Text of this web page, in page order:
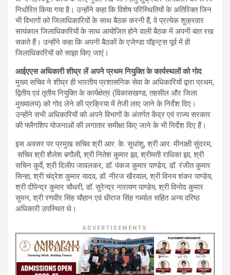
निर्धारित किया गया है। उन्होंने कहा कि विशेष परिस्थितियों के अतिरिक्त जिन
भी विभागों को जिलाधिकारियों के साथ बैठक करनी हैं, वे प्रत्येक शुक्रवार
सायंकाल जिलाधिकारियों के साथ आयोजित होने वाली बैठक में अपनी बात रख
सकते हैं। उन्होंने कहा कि अपनी बैठकों के एजेण्डा पॉइन्ट्स पूर्व में ही
जिलाधिकारियों को साझा किए जाएं।
आईएएस अधिकारी शीघ्र लें अपने प्रथम नियुक्ति के कार्यस्थलों को गोद
मुख्य सचिव ने शीघ्र ही भारतीय प्रशासनिक सेवा के अधिकारियों द्वारा प्रथम,
द्वितीय एवं तृतीय नियुक्ति के कार्यक्षेत्र (विकासखण्ड, तहसील और जिला
मुख्यालय) को गोद लेने की प्रक्रिया में तेजी लाए जाने के निर्देश दिए।
उन्होंने सभी अधिकारियों को अपने विभागों के अंतर्गत केंद्र एवं राज्य सरकार
की फ्लैगशिप योजनाओं की लगातार समीक्षा किए जाने के भी निर्देश दिए हैं।
इस अवसर पर प्रमुख सचिव श्री आर. के. सुधांशु, श्री आर. मीनाक्षी सुंदरम,
सचिव श्री शैलेश बगौली, श्री नितेश कुमार झा, श्रीमती राधिका झा, श्री
सचिन कुर्वे, श्री दिलीप जावलकर, डॉ. पंकज कुमार पाण्डेय, डॉ. रंजीत कुमार
सिन्हा, श्री चंद्रेश कुमार यादव, डॉ. नीरज खैरवाल, श्री विनय शंकर पाण्डेय,
श्री दीपेन्द्र कुमार चौधरी, डॉ. सुरेन्द्र नारायण पाण्डेय, श्री विनोद कुमार
सुमन, श्री रणवीर सिंह चौहान एवं धीराज सिंह गर्ब्याल सहित अन्य वरिष्ठ
अधिकारी उपस्थित थे।
ADVERTISEMENTS